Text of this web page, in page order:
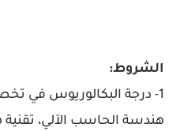
الشروط:
1- درجة البكالوريوس في
هندسة الحاسب الآلي،